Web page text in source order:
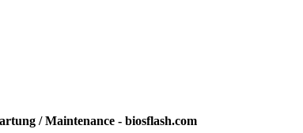
/ Maintenance - biosflash.com